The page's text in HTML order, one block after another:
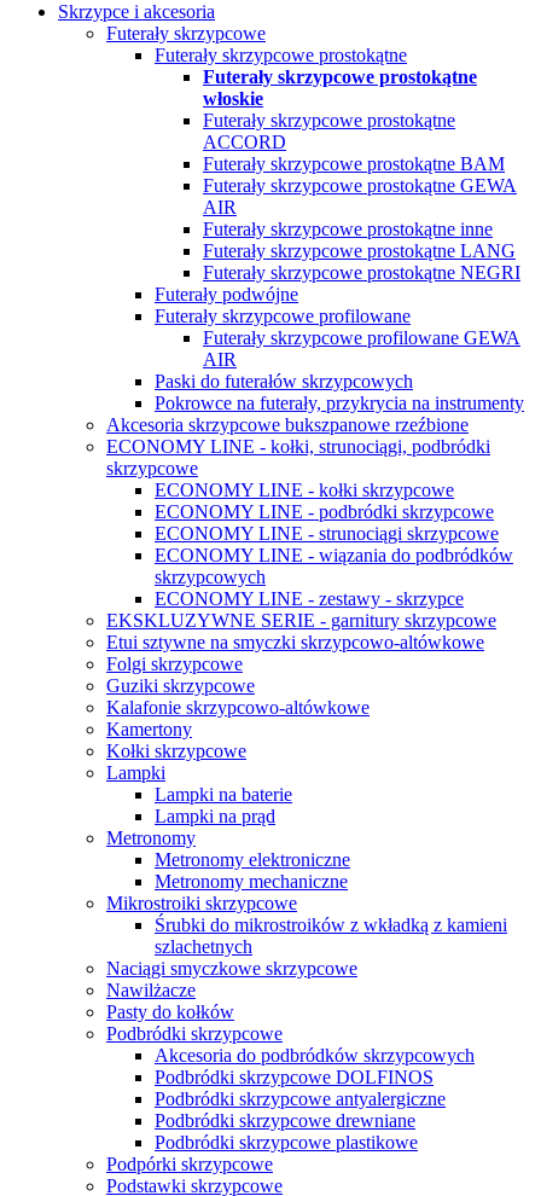
Skrzypce i akcesoria
Futerały skrzypcowe
Futerały skrzypcowe prostokątne
Futerały skrzypcowe prostokątne
włoskie
Futerały skrzypcowe prostokątne
ACCORD
Futerały skrzypcowe prostokątne BAM
Futerały skrzypcowe prostokątne GEWA
AIR
Futerały skrzypcowe prostokątne inne
Futerały skrzypcowe prostokątne LANG
Futerały skrzypcowe prostokątne NEGRI
Futerały podwójne
Futerały skrzypcowe profilowane
Futerały skrzypcowe profilowane GEWA
AIR
Paski do futerałów skrzypcowych
Pokrowce na futerały, przykrycia na instrumenty
Akcesoria skrzypcowe bukszpanowe rzeźbione
ECONOMY LINE - kołki, strunociągi, podbródki
skrzypcowe
ECONOMY LINE - kołki skrzypcowe
ECONOMY LINE - podbródki skrzypcowe
ECONOMY LINE - strunociągi skrzypcowe
ECONOMY LINE - wiązania do podbródków
skrzypcowych
ECONOMY LINE - zestawy - skrzypce
EKSKLUZYWNE SERIE - garnitury skrzypcowe
Etui sztywne na smyczki skrzypcowo-altówkowe
Folgi skrzypcowe
Guziki skrzypcowe
Kalafonie skrzypcowo-altówkowe
Kamertony
Kołki skrzypcowe
Lampki
Lampki na baterie
Lampki na prąd
Metronomy
Metronomy elektroniczne
Metronomy mechaniczne
Mikrostroiki skrzypcowe
Śrubki do mikrostroików z wkładką z kamieni
szlachetnych
Naciągi smyczkowe skrzypcowe
Nawilżacze
Pasty do kołków
Podbródki skrzypcowe
Akcesoria do podbródków skrzypcowych
Podbródki skrzypcowe DOLFINOS
Podbródki skrzypcowe antyalergiczne
Podbródki skrzypcowe drewniane
Podbródki skrzypcowe plastikowe
Podpórki skrzypcowe
Podstawki skrzypcowe